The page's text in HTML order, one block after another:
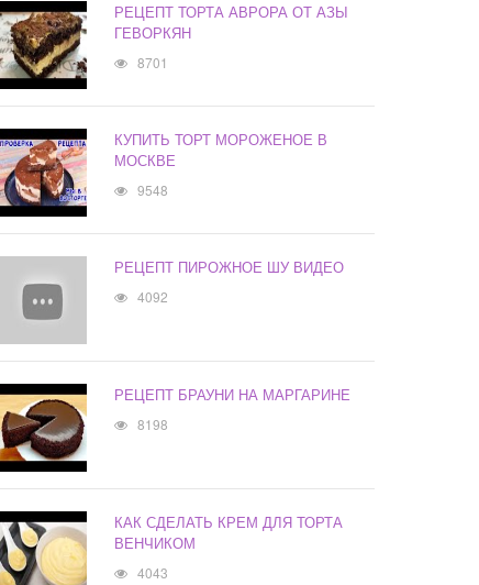
РЕЦЕПТ ТОРТА АВРОРА ОТ АЗЫ
ГЕВОРКЯН
8701
КУПИТЬ ТОРТ МОРОЖЕНОЕ В
МОСКВЕ
9548
РЕЦЕПТ ПИРОЖНОЕ ШУ ВИДЕО
4092
РЕЦЕПТ БРАУНИ НА МАРГАРИНЕ
8198
КАК СДЕЛАТЬ КРЕМ ДЛЯ ТОРТА
ВЕНЧИКОМ
4043